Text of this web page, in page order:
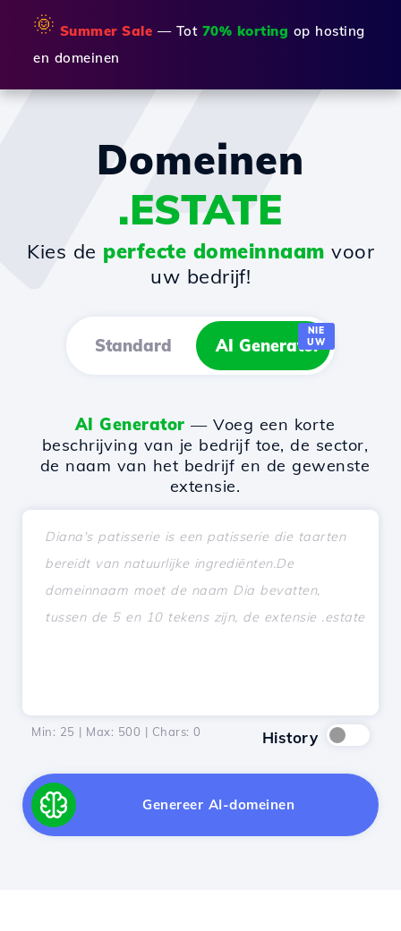
🌞 Summer Sale — Tot 70% korting op hosting
en domeinen
Domeinen
.ESTATE
Kies de perfecte domeinnaam voor
uw bedrijf!
Standard AI Generator
NIE
UW
AI Generator — Voeg een korte
beschrijving van je bedrijf toe, de sector,
de naam van het bedrijf en de gewenste
extensie.
Min: 25 | Max: 500 | Chars: 0 History
Genereer AI-domeinen